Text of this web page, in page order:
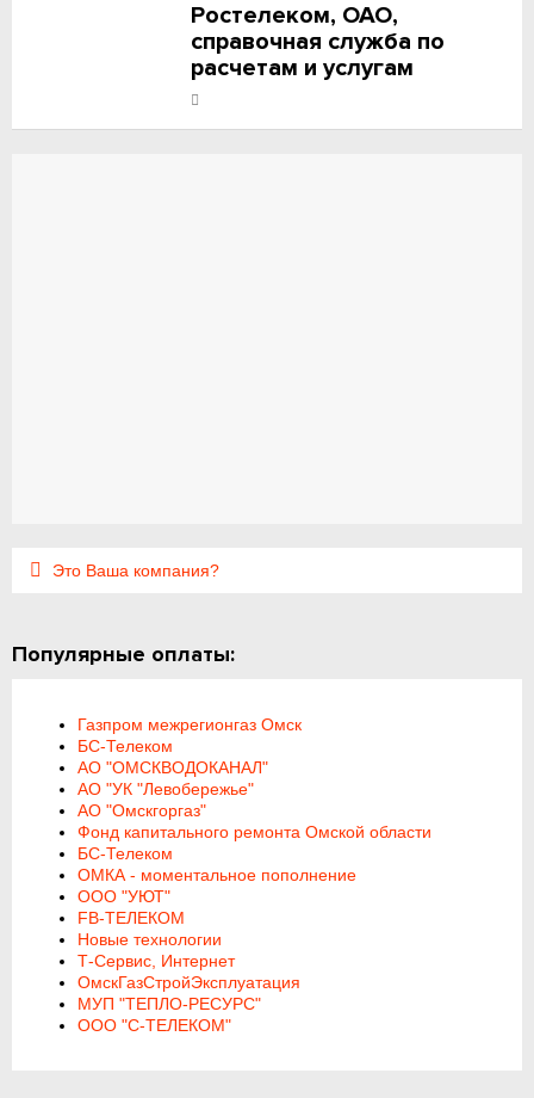
Ростелеком, ОАО,
справочная служба по
расчетам и услугам
Это Ваша компания?
Популярные оплаты:
Газпром межрегионгаз Омск
БС-Телеком
АО "ОМСКВОДОКАНАЛ"
АО "УК "Левобережье"
АО "Омскгоргаз"
Фонд капитального ремонта Омской области
БС-Телеком
ОМКА - моментальное пополнение
ООО "УЮТ"
FB-ТЕЛЕКОМ
Новые технологии
Т-Сервис, Интернет
ОмскГазСтройЭксплуатация
МУП "ТЕПЛО-РЕСУРС"
ООО "С-ТЕЛЕКОМ"